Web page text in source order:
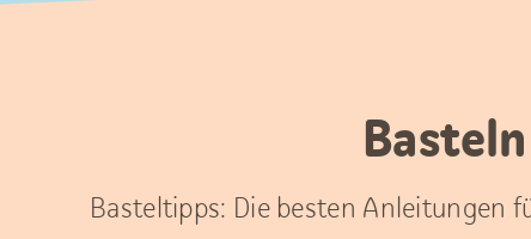
Basteln
Basteltipps: Die besten Anleitungen